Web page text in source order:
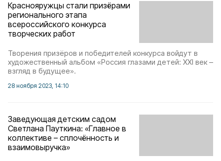
Краснояружцы стали призёрами
регионального этапа
всероссийского конкурса
творческих работ
Творения призёров и победителей конкурса войдут в
художественный альбом «Россия глазами детей: ХХI век –
взгляд в будущее».
28 ноября 2023, 14:10
Заведующая детским садом
Светлана Пауткина: «Главное в
коллективе – сплочённость и
взаимовыручка»